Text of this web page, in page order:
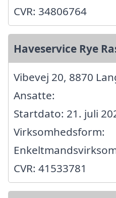
CVR: 34806764
Haveservice Rye
Vibevej 20, 8870
Ansatte:
Startdato: 21. juli
Virksomhedsform:
CVR: 41533781